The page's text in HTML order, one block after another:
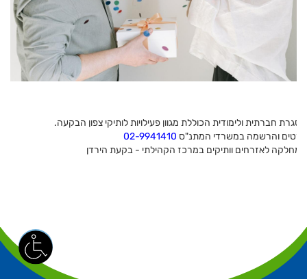
מסגרת חברתית ולימודית הכוללת מגוון פעילויות לותיקי צפון הבקעה.
פרטים והרשמה במשרדי המתנ"ס 02-9941410
המחלקה לאזרחים וותיקים במרכז הקהילתי - בקעת הירדן